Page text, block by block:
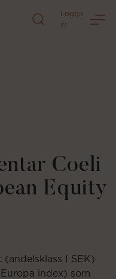
Logga
in
Coeli
Equity
(andelsklass I SEK)
index) som